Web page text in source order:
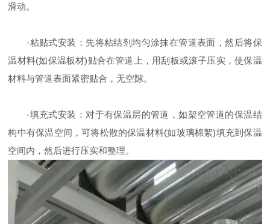
滑动。
-粘贴式安装：先将粘结剂均匀涂抹在管道表面，然后将保
温材料(如保温板材)贴合在管道上，用刮板或滚子压实，使保温
材料与管道表面紧密贴合，无空隙。
-填充式安装：对于有保温层的管道，如架空管道的保温结
构中有保温空间，可将松散的保温材料(如玻璃棉絮)填充到保温
空间内，然后进行压实和整理。